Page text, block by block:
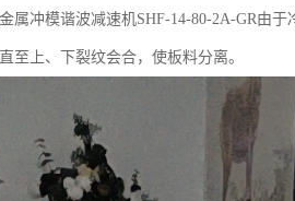
属冲模谐波减速机SHF-14-80-2A-GR由
至上、下裂纹会合，使板料分离。